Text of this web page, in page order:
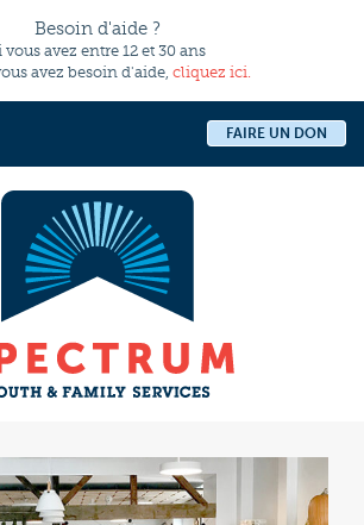
Besoin d'aide ?
vous avez entre 12 et 30 ans
avez besoin d'aide, cliquez ici.
FAIRE UN DON